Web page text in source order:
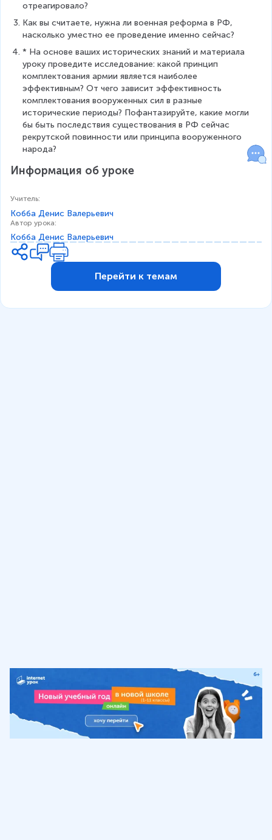
отреагировало?
Как вы считаете, нужна ли военная реформа в РФ,
насколько уместно ее проведение именно сейчас?
* На основе ваших исторических знаний и материала
уроку проведите исследование: какой принцип
комплектования армии является наиболее
эффективным? От чего зависит эффективность
комплектования вооруженных сил в разные
исторические периоды? Пофантазируйте, какие могли
бы быть последствия существования в РФ сейчас
рекрутской повинности или принципа вооруженного
народа?
Информация об уроке
Учитель:
Кобба Денис Валерьевич
Автор урока:
Кобба Денис Валерьевич
Перейти к темам